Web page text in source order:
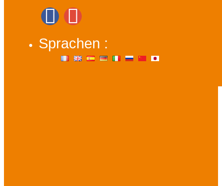
Sprachen :